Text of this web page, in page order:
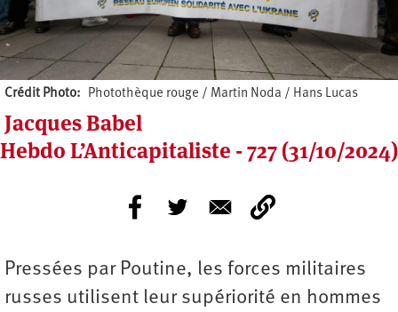
Crédit Photo Photothèque rouge / Martin Noda / Hans Lucas
Jacques Babel
Hebdo L’Anticapitaliste - 727 (31/10/2024)
Pressées par Poutine, les forces militaires
russes utilisent leur supériorité en hommes